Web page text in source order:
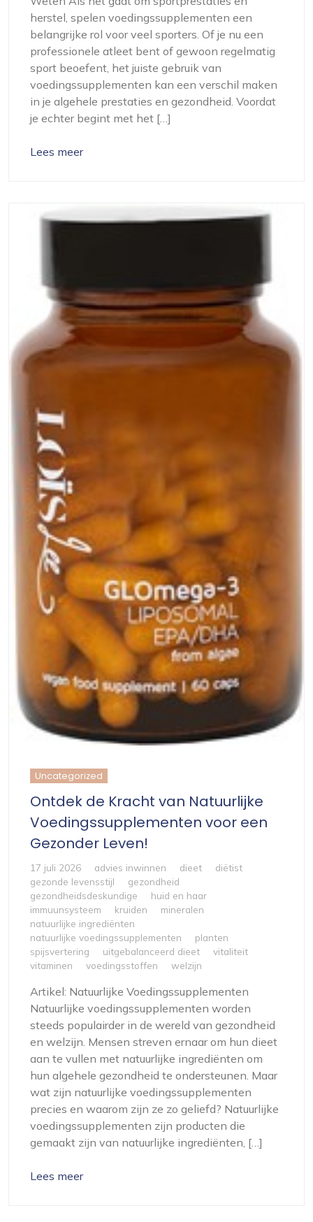
herstel, spelen voedingssupplementen een
belangrijke rol voor veel sporters. Of je nu een
professionele atleet bent of gewoon regelmatig
sport beoefent, het juiste gebruik van
voedingssupplementen kan een verschil maken
in je algehele prestaties en gezondheid. Voordat
je echter begint met het […]
Lees meer
Uncategorized
Ontdek de Kracht van Natuurlijke
Voedingssupplementen voor een
Gezonder Leven!
17 juli 2026 advies inwinnen dieet
diëtist
gezonde levensstijl
gezondheid
gezondheidsdeskundige
huid en haar
immuunsysteem
kruiden
mineralen
natuurlijke ingrediënten
natuurlijke voedingssupplementen
planten
spijsvertering
uitgebalanceerd dieet
vitaliteit
vitaminen
voedingsstoffen welzijn
Artikel: Natuurlijke Voedingssupplementen
Natuurlijke voedingssupplementen worden
steeds populairder in de wereld van gezondheid
en welzijn. Mensen streven ernaar om hun dieet
aan te vullen met natuurlijke ingrediënten om
hun algehele gezondheid te ondersteunen. Maar
wat zijn natuurlijke voedingssupplementen
precies en waarom zijn ze zo geliefd? Natuurlijke
voedingssupplementen zijn producten die
gemaakt zijn van natuurlijke ingrediënten, […]
Lees meer